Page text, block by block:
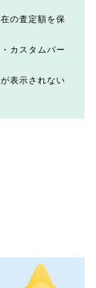
の査定額を保
カスタムパー
表示されない